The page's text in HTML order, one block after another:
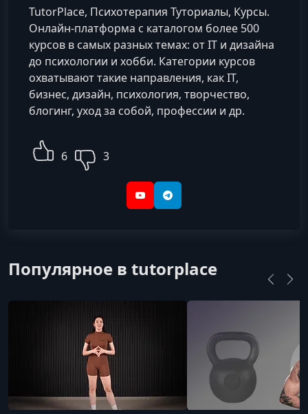
TutorPlace, Психотерапия Туториалы, Курсы.
Онлайн-платформа с каталогом более 500
курсов в самых разных темах: от IT и дизайна
до психологии и хобби. Категории курсов
охватывают такие направления, как IT,
бизнес, дизайн, психология, творчество,
блогинг, уход за собой, профессии и др.
6 3
YouTubeTelegram
Популярное в tutorplace